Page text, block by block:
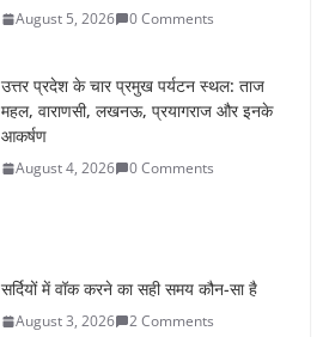
August 5, 2026 0 Comments
उत्तर प्रदेश के चार प्रमुख पर्यटन स्थल: ताज
महल, वाराणसी, लखनऊ, प्रयागराज और इनके
आकर्षण
August 4, 2026 0 Comments
सर्दियों में वॉक करने का सही समय कौन-सा है
August 3, 2026 2 Comments